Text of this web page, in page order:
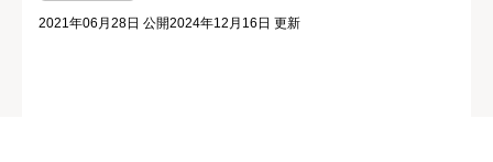
2021年06月28日 公開2024年12月16日 更新